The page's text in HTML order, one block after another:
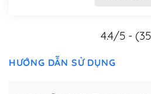
Có thể tùy biến trên website
4.4/5 -
HƯỚNG DẪN SỬ DỤNG